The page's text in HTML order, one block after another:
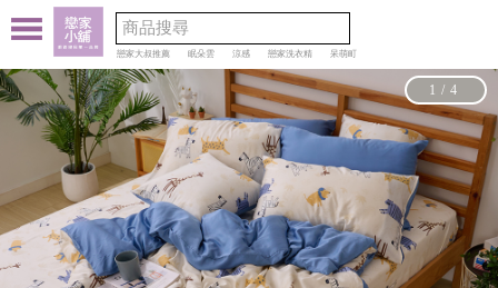
戀家大叔推薦 眠朵雲 涼感 戀家洗衣精 呆萌町
1/4